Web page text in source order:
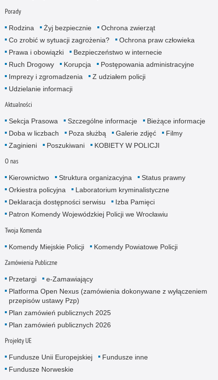
Porady
Rodzina Żyj bezpiecznie
Ochrona zwierząt
Co zrobić w sytuacji zagrożenia?
Ochrona praw człowieka
Prawa i obowiązki
Bezpieczeństwo w internecie
Ruch Drogowy
Korupcja
Postępowania administracyjne
Imprezy i zgromadzenia
Z udziałem policji
Udzielanie informacji
Aktualności
Sekcja Prasowa Szczególne informacje
Bieżące informacje
Doba w liczbach
Poza służbą Galerie zdjęć
Filmy
Zaginieni
Poszukiwani KOBIETY W POLICJI
O nas
Kierownictwo Struktura organizacyjna
Status prawny
Orkiestra policyjna
Laboratorium kryminalistyczne
Deklaracja dostępności serwisu
Izba Pamięci
Patron Komendy Wojewódzkiej Policji we Wrocławiu
Twoja Komenda
Komendy Miejskie Policji Komendy Powiatowe Policji
Zamówienia Publiczne
Przetargi
e-Zamawiający
Platforma Open Nexus (zamówienia dokonywane z wyłączeniem
przepisów ustawy Pzp)
Plan zamówień publicznych 2025
Plan zamówień publicznych 2026
Projekty UE
Fundusze Unii Europejskiej
Fundusze inne
Fundusze Norweskie